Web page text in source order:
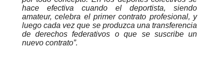
hace efectiva cuando el deportista, siendo
amateur, celebra el primer contrato profesional, y
luego cada vez que se produzca una transferencia
de derechos federativos o que se suscribe un
nuevo contrato”.